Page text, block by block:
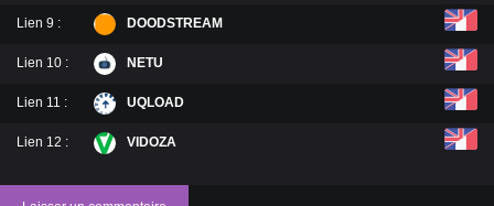
Lien 9 : DOODSTREAM
Lien 10 : NETU
Lien 11 : UQLOAD
Lien 12 : VIDOZA